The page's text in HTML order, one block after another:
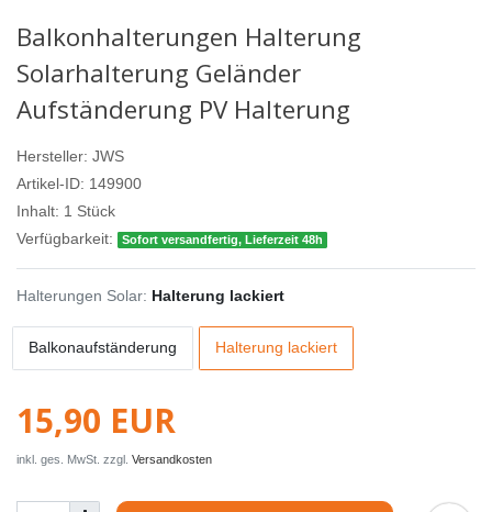
Balkonhalterungen Halterung
Solarhalterung Geländer
Aufständerung PV Halterung
Hersteller: JWS
Artikel-ID: 149900
Inhalt: 1 Stück
Verfügbarkeit:
Sofort versandfertig, Lieferzeit 48h
Halterungen Solar: Halterung lackiert
Balkonaufständerung Halterung lackiert
15,90 EUR
inkl. ges. MwSt. zzgl. Versandkosten